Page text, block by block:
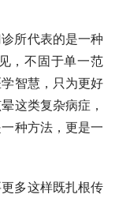
所代表的是一种
，不固于单一范
智慧，只为更好
这类复杂病症，
种方法，更是一
多这样既扎根传